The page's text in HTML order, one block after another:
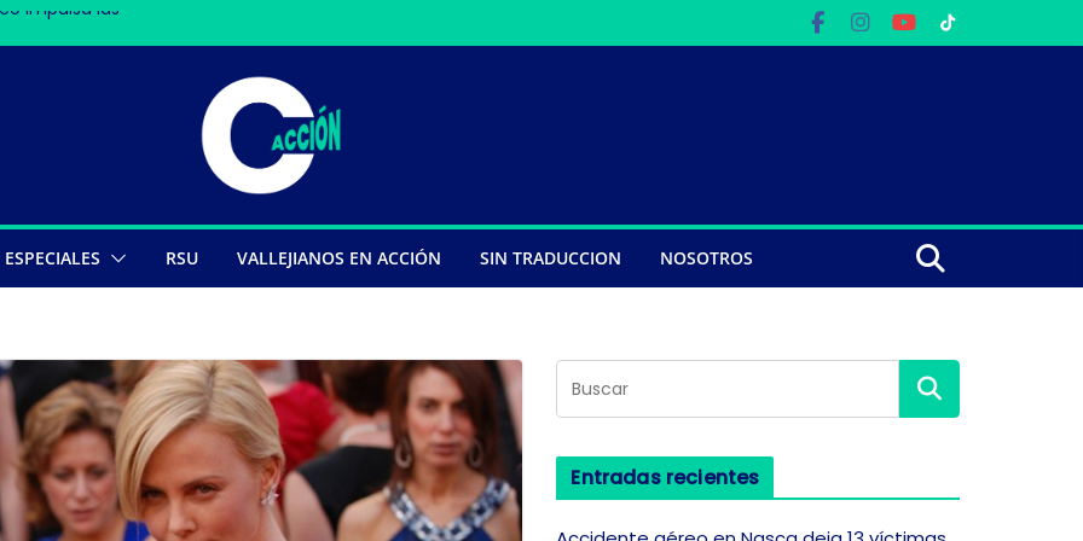
impulsa las
ESPECIALES RSU VALLEJIANOS EN ACCIÓN SIN TRADUCCION NOSOTROS
Entradas recientes